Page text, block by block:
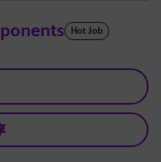
Hot Job